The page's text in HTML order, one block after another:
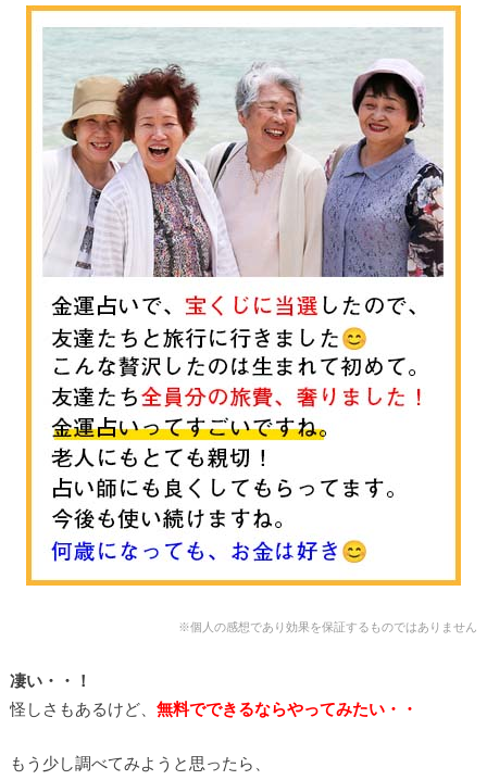
※個人の感想であり効果を保証するものではありません
凄い・・！
怪しさもあるけど、 無料でできるならやってみたい・・
もう少し調べてみようと思ったら、